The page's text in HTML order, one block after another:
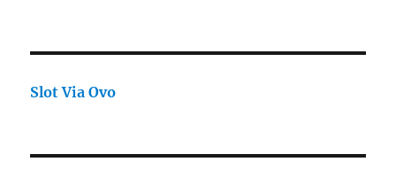
Slot Via Ovo